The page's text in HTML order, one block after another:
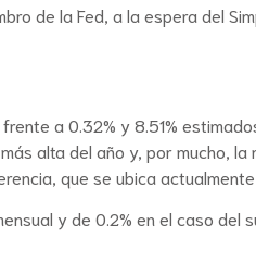
de la Fed, a la espera del
a 0.32% y 8.51%
alta del año y, por mucho, la
que se ubica actualmente
y de 0.2% en el caso del